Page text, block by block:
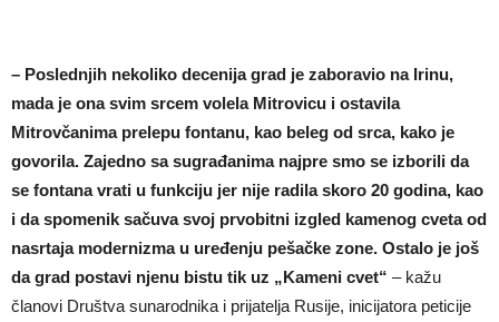
– Poslednjih nekoliko decenija grad je zaboravio na Irinu,
mada je ona svim srcem volela Mitrovicu i ostavila
Mitrovčanima prelepu fontanu, kao beleg od srca, kako je
govorila. Zajedno sa sugrađanima najpre smo se izborili da
se fontana vrati u funkciju jer nije radila skoro 20 godina, kao
i da spomenik sačuva svoj prvobitni izgled kamenog cveta od
nasrtaja modernizma u uređenju pešačke zone. Ostalo je još
da grad postavi njenu bistu tik uz „Kameni cvet“ – kažu
članovi Društva sunarodnika i prijatelja Rusije, inicijatora peticije